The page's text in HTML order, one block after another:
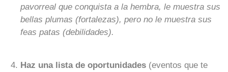
pavorreal que conquista a la hembra, le muestra sus
bellas plumas (fortalezas), pero no le muestra sus
feas patas (debilidades).
Haz una lista de oportunidades (eventos que te